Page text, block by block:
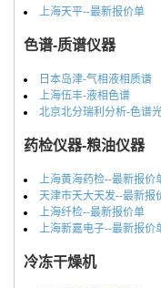
上海天平--最新报价单
色谱-质谱仪器
日本岛津-气相液相质谱
上海伍丰-液相色谱
北京北分瑞利分析-色谱
药检仪器-粮油仪器
上海黄海药检--最新报价
天津市天大天发--最新报
上海纤检--最新报价单
上海新嘉电子--最新报价
冷冻干燥机